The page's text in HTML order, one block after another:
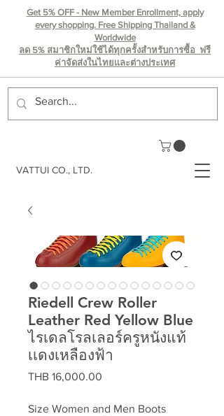
VATTUI CO., LTD.
Get 5% OFF - New Member Enrollment, apply
every shopping. Free Shipping Thailand &
Worldwide
ลด 5% สมาชิกใหม่ใช้ได้ทุกครั้งสำหรับการซื้อ ฟรี
ค่าจัดส่งในไทยเเละต่างประเทศ
Riedell Crew Roller
Leather Red Yellow Blue
ไรเดลโรลเลอร์ครูหนังแท้
เเดงเหลืองฟ้า
THB 16,000.00
Size Women and Men Boots